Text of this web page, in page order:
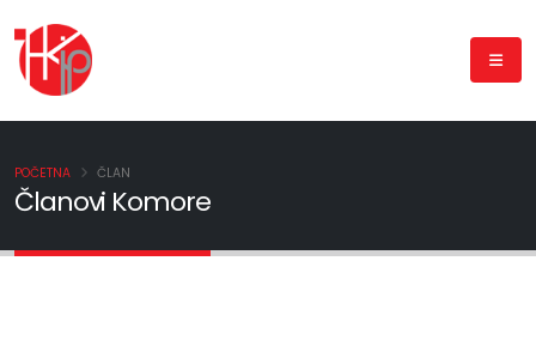
Članovi Komore
POČETNA ČLAN